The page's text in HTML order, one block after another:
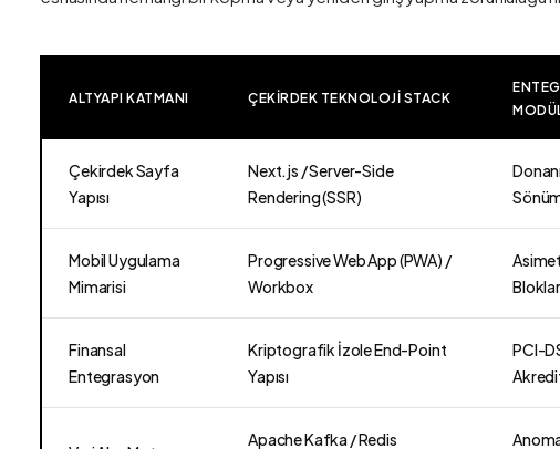
ALTYAPI KATMANI ÇEKIRDEK TEKNOLOJI STACK
Çekirdek Sayfa
Yapısı
Next.js / Server-Side
Rendering (SSR)
Mobil Uygulama
Mimarisi
Progressive Web App (PWA) /
Workbox
Finansal
Entegrasyon
Kriptografik İzole End-Point
Yapısı
PCI-
Apache Kafka / Redis